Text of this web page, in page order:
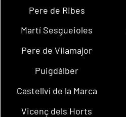
Pere de Ribes
Martí Sesgueioles
Pere de Vilamajor
Puigdàlber
Castellví de la Marca
Vicenç dels Horts